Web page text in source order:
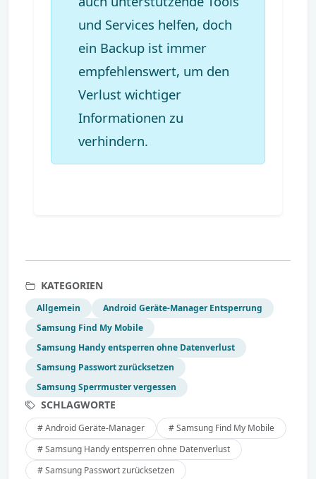
und Services helfen, doch
ein Backup ist immer
empfehlenswert, um den
Verlust wichtiger
Informationen zu
verhindern.
KATEGORIEN
Allgemein
Android Geräte-Manager Entsperrung
Samsung Find My Mobile
Samsung Handy entsperren ohne Datenverlust
Samsung Passwort zurücksetzen
Samsung Sperrmuster vergessen
SCHLAGWORTE
# Android Geräte-Manager
# Samsung Find My Mobile
# Samsung Handy entsperren ohne Datenverlust
# Samsung Passwort zurücksetzen